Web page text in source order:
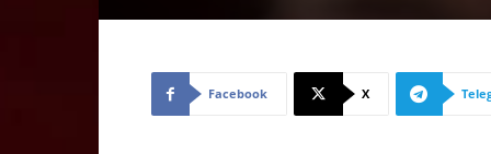
Facebook X